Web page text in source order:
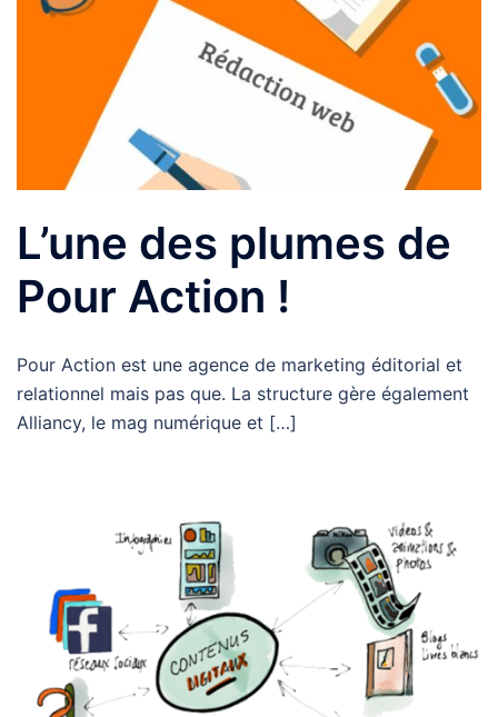
L’une des plumes de
Pour Action !
Pour Action est une agence de marketing éditorial et
relationnel mais pas que. La structure gère également
Alliancy, le mag numérique et […]